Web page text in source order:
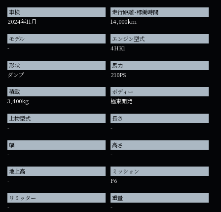
車検
2024年11月
走行距離･稼働時間
14,000km
モデル
-
エンジン型式
4HK1
形状
ダンプ
馬力
210PS
積載
3,400kg
ボディー
極東開発
上物型式
-
長さ
-
幅
-
高さ
-
地上高
-
ミッション
F6
リミッター
-
重量
-